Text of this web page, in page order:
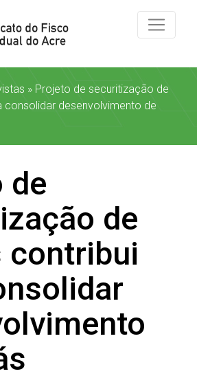
» Projeto de securitização de
consolidar desenvolvimento de
de
de
contribui